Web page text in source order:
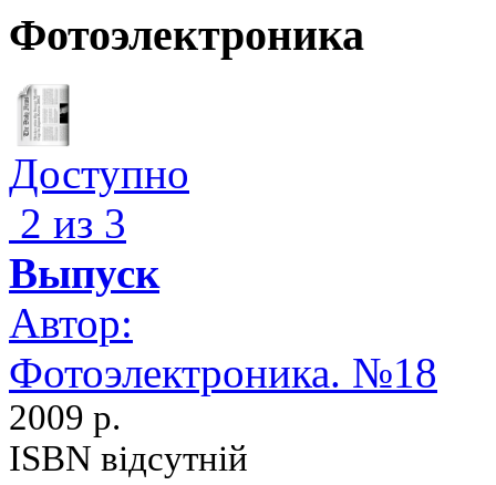
Фотоэлектроника
Доступно
2 из 3
Выпуск
Автор:
Фотоэлектроника. №18
2009 р.
ISBN відсутній